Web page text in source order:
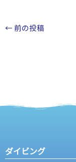
← 前の投稿
ダイビング